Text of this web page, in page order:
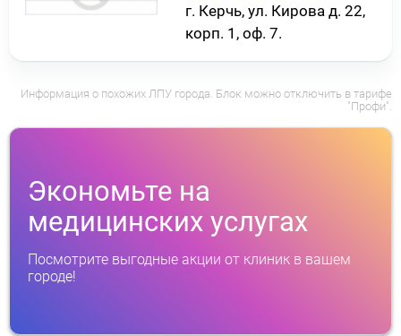
г. Керчь, ул. Кирова д. 22,
корп. 1, оф. 7.
Информация о похожих ЛПУ города. Блок можно отключить в тарифе
"Профи".
Экономьте на
медицинских услугах
Посмотрите выгодные акции от клиник в вашем
городе!